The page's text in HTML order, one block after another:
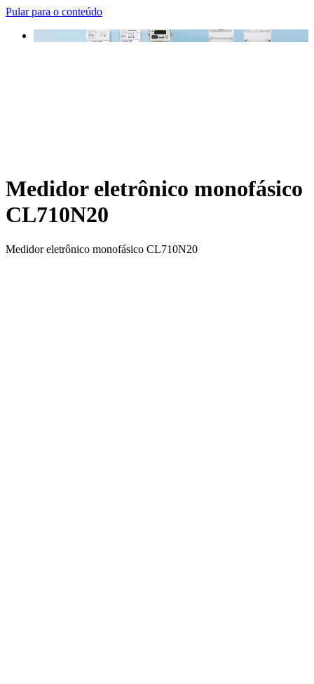
Pular para o conteúdo
Medidor eletrônico monofásico
CL710N20
Medidor eletrônico monofásico CL710N20